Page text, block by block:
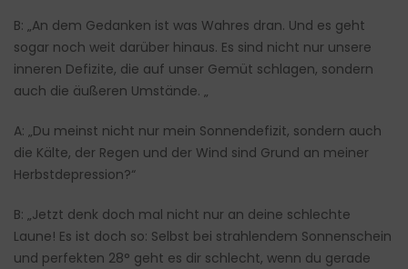
B: „An dem Gedanken ist was Wahres dran. Und es geht
sogar noch weit darüber hinaus. Es sind nicht nur unsere
inneren Defizite, die auf unser Gemüt schlagen, sondern
auch die äußeren Umstände. „
A: „Du meinst nicht nur mein Sonnendefizit, sondern auch
die Kälte, der Regen und der Wind sind Grund an meiner
Herbstdepression?“
B: „Jetzt denk doch mal nicht nur an deine schlechte
Laune! Es ist doch so: Selbst bei strahlendem Sonnenschein
und perfekten 28° geht es dir schlecht, wenn du gerade